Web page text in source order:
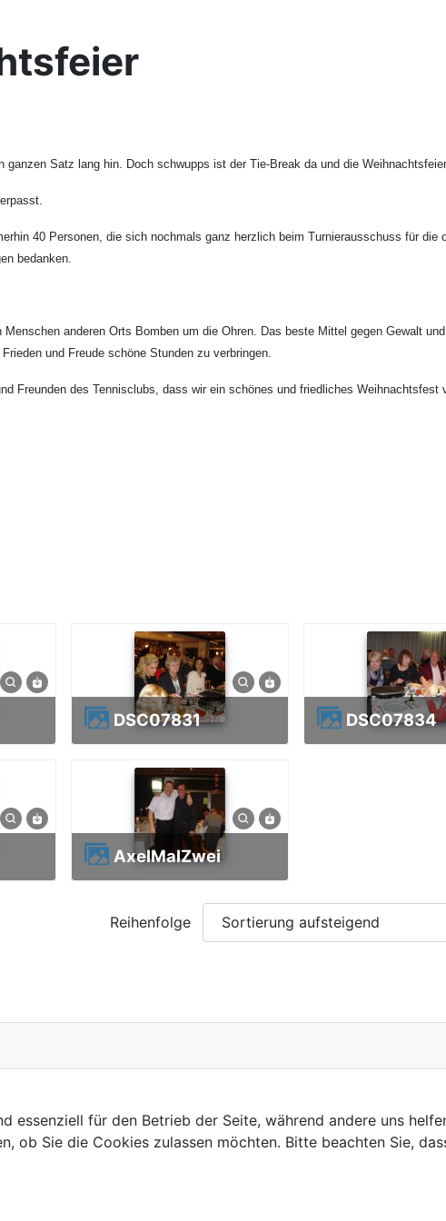
Satz lang hin. Doch schwupps ist der Tie-Break da und die
40 Personen, die sich nochmals ganz herzlich beim Turnierausschuss für
bedanken.
anderen Orts Bomben um die Ohren. Das beste Mittel gegen Gewalt
und Freude schöne Stunden zu verbringen.
Freunden des Tennisclubs, dass wir ein schönes und friedliches
DSC07831 DSC07834
AxelMalZwei
Reihenfolge
essenziell für den Betrieb der Seite, während andere uns
ob Sie die Cookies zulassen möchten. Bitte beachten Sie,